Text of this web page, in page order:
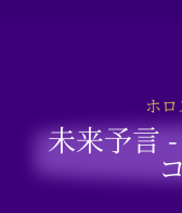
ホ
未来予言